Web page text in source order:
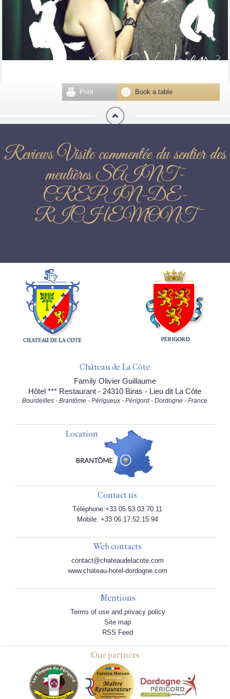
Book a table
Print
Reviews Visite commentée du sentier des
meulières SAINT-
CREPIN-DE-
RICHEMONT
Château de La Côte
Family Olivier Guillaume
Hôtel *** Restaurant - 24310 Biras - Lieu dit La Côte
Bourdeilles - Brantôme - Périgueux - Périgord - Dordogne - France
Location
Contact us
Téléphone:+33 05.53.03.70.11
Mobile: +33 06.17.52.15.94
Web contacts
contact@chateaudelacote.com
www.chateau-hotel-dordogne.com
Mentions
Terms of use and privacy policy
Site map
RSS Feed
Our partners